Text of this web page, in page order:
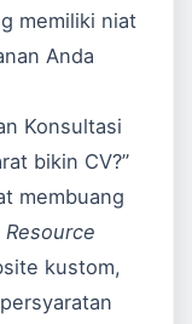
memiliki niat
Anda
Konsultasi
bikin CV?”
membuang
Resource
kustom,